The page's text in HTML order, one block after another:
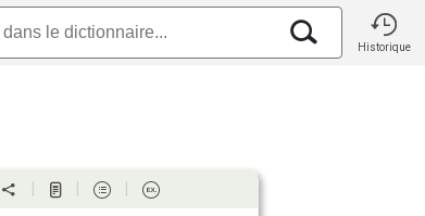
Historique